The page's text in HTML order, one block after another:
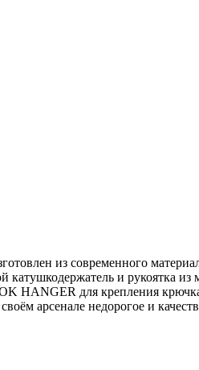
из современного
и рукоятка из
HANGER для крепления
арсенале недорогое и